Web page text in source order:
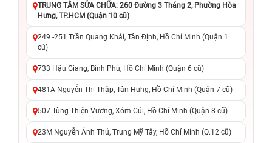
TRUNG TÂM SỬA CHỮA: 260 Đường 3 Tháng 2, Phường Hòa
Hưng, TP.HCM (Quận 10 cũ)
249 -251 Trần Quang Khải, Tân Định, Hồ Chí Minh (Quận 1
cũ)
733 Hậu Giang, Bình Phú, Hồ Chí Minh (Quận 6 cũ)
481A Nguyễn Thị Thập, Tân Hưng, Hồ Chí Minh (Quận 7 cũ)
507 Tùng Thiện Vương, Xóm Củi, Hồ Chí Minh (Quận 8 cũ)
23M Nguyễn Ảnh Thủ, Trung Mỹ Tây, Hồ Chí Minh (Q.12 cũ)